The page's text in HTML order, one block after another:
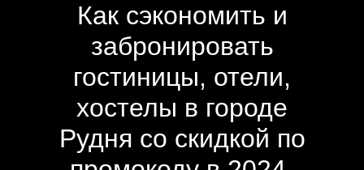
Как сэкономить и
забронировать
гостиницы, отели,
хостелы в городе
Рудня со скидкой по